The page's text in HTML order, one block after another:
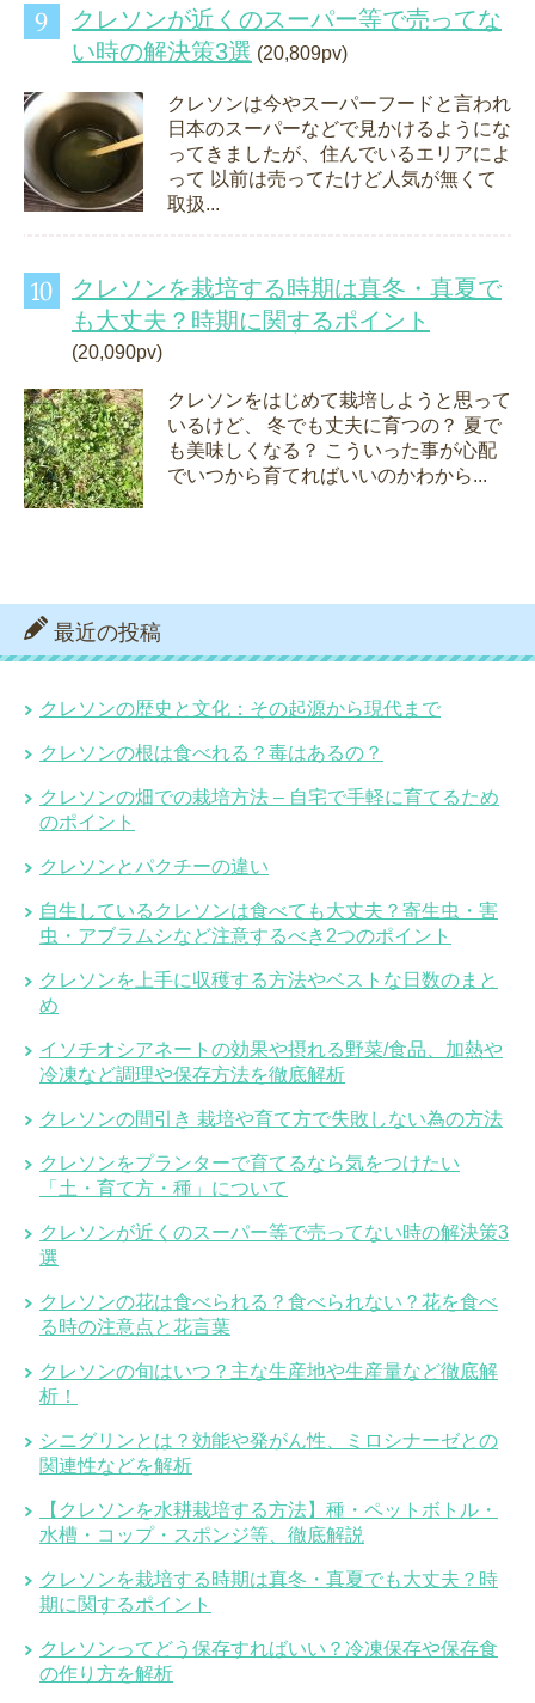
クレソンが近くのスーパー等で売ってな
い時の解決策3選 (20,809pv)
クレソンは今やスーパーフードと言われ
日本のスーパーなどで見かけるようにな
ってきましたが、住んでいるエリアによ
って 以前は売ってたけど人気が無くて
取扱...
クレソンを栽培する時期は真冬・真夏で
も大丈夫？時期に関するポイント
(20,090pv)
クレソンをはじめて栽培しようと思って
いるけど、 冬でも丈夫に育つの？ 夏で
も美味しくなる？ こういった事が心配
でいつから育てればいいのかわから...
最近の投稿
クレソンの歴史と文化：その起源から現代まで
クレソンの根は食べれる？毒はあるの？
クレソンの畑での栽培方法 – 自宅で手軽に育てるため
のポイント
クレソンとパクチーの違い
自生しているクレソンは食べても大丈夫？寄生虫・害
虫・アブラムシなど注意するべき2つのポイント
クレソンを上手に収穫する方法やベストな日数のまと
め
イソチオシアネートの効果や摂れる野菜/食品、加熱や
冷凍など調理や保存方法を徹底解析
クレソンの間引き 栽培や育て方で失敗しない為の方法
クレソンをプランターで育てるなら気をつけたい
「土・育て方・種」について
クレソンが近くのスーパー等で売ってない時の解決策3
選
クレソンの花は食べられる？食べられない？花を食べ
る時の注意点と花言葉
クレソンの旬はいつ？主な生産地や生産量など徹底解
析！
シニグリンとは？効能や発がん性、ミロシナーゼとの
関連性などを解析
【クレソンを水耕栽培する方法】種・ペットボトル・
水槽・コップ・スポンジ等、徹底解説
クレソンを栽培する時期は真冬・真夏でも大丈夫？時
期に関するポイント
クレソンってどう保存すればいい？冷凍保存や保存食
の作り方を解析